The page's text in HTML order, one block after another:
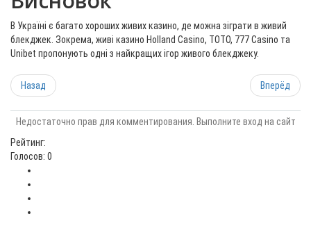
В Україні є багато хороших живих казино, де можна зіграти в живий
блекджек. Зокрема, живі казино Holland Casino, TOTO, 777 Casino та
Unibet пропонують одні з найкращих ігор живого блекджеку.
Назад Вперёд
Недостаточно прав для комментирования. Выполните вход на сайт
Рейтинг:
Голосов: 0